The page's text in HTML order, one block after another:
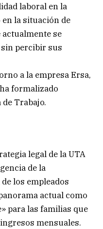
laboral en la
la situación de
se
percibir sus
a la empresa Ersa,
formalizado
Trabajo.
legal de la UTA
de la
los empleados
actual como
para las familias que
mensuales.